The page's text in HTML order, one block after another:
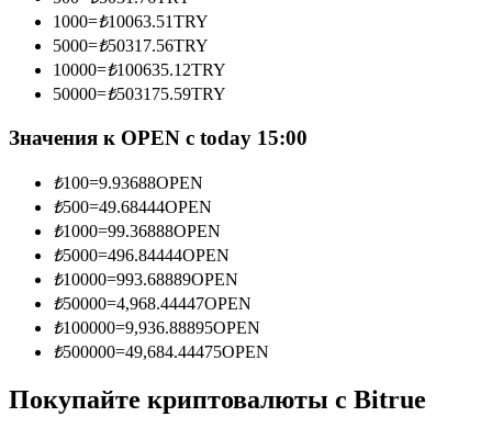
Наслаждайтесь распределением прибыли и комиссиями
за копи-трейдинг
Информация
Анализ больших данных, включая торговую информацию
и т. д.
1000=₺10063.51TRY
5000=₺50317.56TRY
10000=₺100635.12TRY
50000=₺503175.59TRY
Значения к OPEN с today 15:00
₺100=9.93688OPEN
₺500=49.68444OPEN
₺1000=99.36888OPEN
₺5000=496.84444OPEN
₺10000=993.68889OPEN
₺50000=4,968.44447OPEN
₺100000=9,936.88895OPEN
₺500000=49,684.44475OPEN
Покупайте криптовалюты с Bitrue